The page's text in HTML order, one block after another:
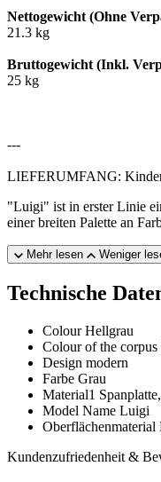
Nettogewicht (Ohne
21.3 kg
Bruttogewicht (Inkl.
25 kg
---
LIEFERUMFANG:
"Luigi" ist in erster Linie
einer breiten Palette an
Mehr lesen Weniger
Technische
Colour Hellgrau
Colour of the corpus
Design modern
Farbe Grau
Material1
Model Name Luigi
Oberflächenmaterial
Kundenzufriedenheit &